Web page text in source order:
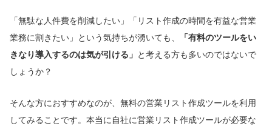
「無駄な人件費を削減したい」「リスト作成の時間を有益な営業
業務に割きたい」という気持ちが湧いても、
「有料のツールをい
きなり導入するのは気が引ける」 と考える方も多いのではないで
しょうか？
そんな方におすすめなのが、無料の営業リスト作成ツールを利用
してみることです。本当に自社に営業リスト作成ツールが必要な